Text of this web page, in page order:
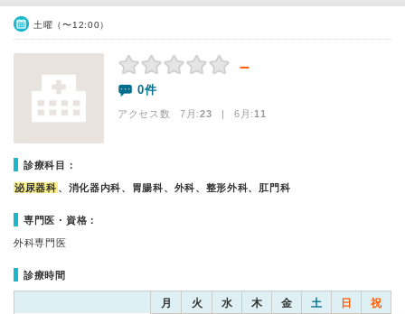
土曜（〜12:00）
－
0件
アクセス数 7月:23 | 6月:11
診療科目：
泌尿器科 、消化器内科、胃腸科、外科、整形外科、肛門科
専門医・資格：
外科専門医
診療時間
月 火 水 木 金 土 日 祝